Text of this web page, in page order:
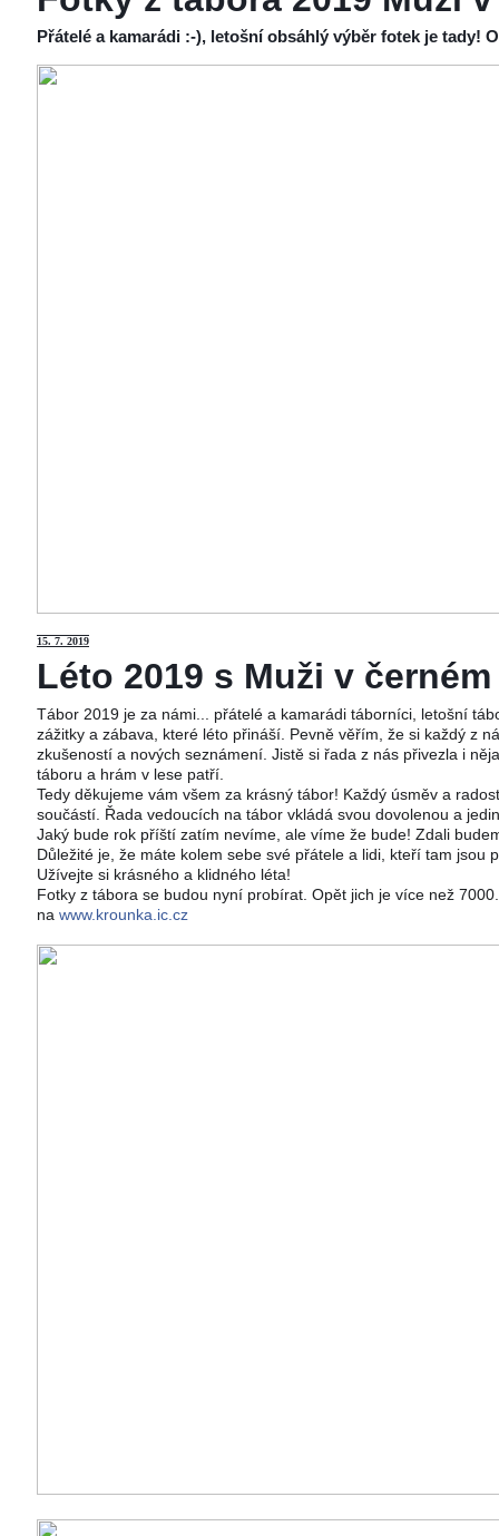
Přátelé a kamarádi :-), letošní obsáhlý výběr fotek je tady!
15. 7. 2019
Léto 2019 s Muži v
Tábor 2019 je za námi... přátelé a kamarádi táborníci, letošní
zážitky a zábava, které léto přináší. Pevně věřím, že si každý z
zkušeností a nových seznámení. Jistě si řada z nás přivezla i
táboru a hrám v lese patří.
Tedy děkujeme vám všem za krásný tábor! Každý úsměv a
součástí. Řada vedoucích na tábor vkládá svou dovolenou a
Jaký bude rok příští zatím nevíme, ale víme že bude! Zdali
Důležité je, že máte kolem sebe své přátele a lidi, kteří tam jsou
Užívejte si krásného a klidného léta!
Fotky z tábora se budou nyní probírat. Opět jich je více než
na www.krounka.ic.cz